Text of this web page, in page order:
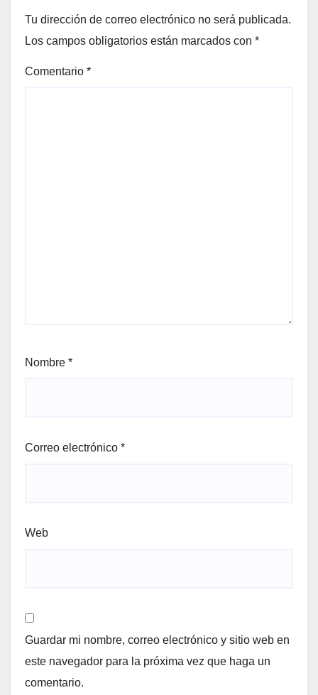
Tu dirección de correo electrónico no será publicada.
Los campos obligatorios están marcados con *
Comentario *
Nombre *
Correo electrónico *
Web
Guardar mi nombre, correo electrónico y sitio web en
este navegador para la próxima vez que haga un
comentario.